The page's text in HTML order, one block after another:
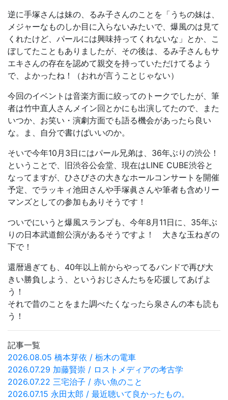
逆に手塚さんは妹の、るみ子さんのことを「うちの妹は、
メジャーなものしか目に入らないみたいで、爆風のは見て
くれたけど、パールには興味持ってくれないな」とか、こ
ぼしてたこともありましたが、その後は、るみ子さんもサ
エキさんの存在を認めて親交を持っていただけてるよう
で、よかったね！（おれが言うことじゃない）
今回のイベントは音楽方面に絞ってのトークでしたが、筆
者は竹中直人さんメイン回とかにも出演してたので、また
いつか、お笑い・演劇方面でも語る機会があったら良い
な。ま、自分で書けばいいのか。
そいで今年10月3日にはパール兄弟は、36年ぶりの渋公！
ということで、旧渋谷公会堂、現在はLINE CUBE渋谷と
なってますが、ひさびさの大きなホールコンサートを開催
予定、でラッキィ池田さんや手塚眞さんや筆者も含めリー
マンズとしての参加もありそうです！
ついでにいうと爆風スランプも、今年8月11日に、35年ぶ
りの日本武道館公演があるそうですよ！ 大きな玉ねぎの
下で！
還暦過ぎても、40年以上前からやってるバンドで再び大
きい勝負しよう、というおじさんたちを応援してあげよ
う！
それで昔のことをまた調べたくなったら泉さんの本も読も
う！
記事一覧
2026.08.05 橋本芽依 / 栃木の電車
2026.07.29 加藤賢崇 / ロストメディアの考古学
2026.07.22 三宅治子 / 赤い魚のこと
2026.07.15 永田太郎 / 最近聴いて良かったもの。